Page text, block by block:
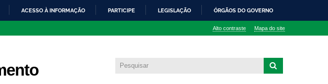
ACESSO À INFORMAÇÃO PARTICIPE LEGISLAÇÃO ÓRGÃOS DO GOVERNO
Alto contraste Mapa do site